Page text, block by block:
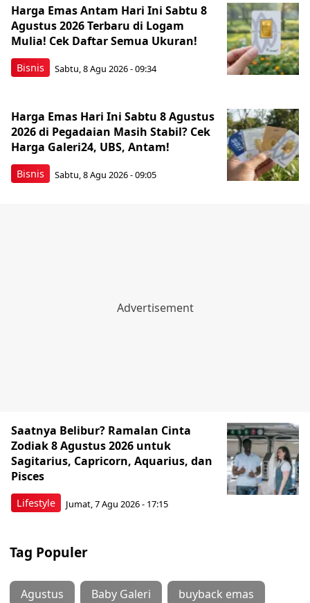
Bisnis
Harga Emas Antam Hari Ini Sabtu 8
Agustus 2026 Terbaru di Logam
Mulia! Cek Daftar Semua Ukuran!
Sabtu, 8 Agu 2026 - 09:34
Bisnis
Harga Emas Hari Ini Sabtu 8 Agustus
2026 di Pegadaian Masih Stabil? Cek
Harga Galeri24, UBS, Antam!
Sabtu, 8 Agu 2026 - 09:05
Lifestyle
Saatnya Belibur? Ramalan Cinta
Zodiak 8 Agustus 2026 untuk
Sagitarius, Capricorn, Aquarius, dan
Pisces
Jumat, 7 Agu 2026 - 17:15
Tag Populer
Agustus Baby Galeri buyback emas